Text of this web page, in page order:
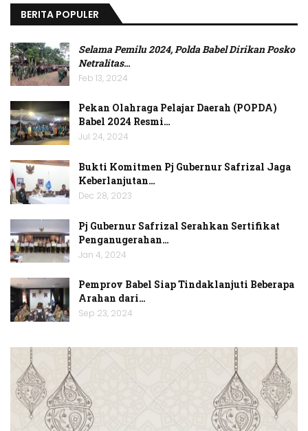
BERITA POPULER
Selama Pemilu 2024, Polda Babel Dirikan Posko
Netralitas…
Feb 13, 2024
Pekan Olahraga Pelajar Daerah (POPDA)
Babel 2024 Resmi…
Jul 24, 2024
Bukti Komitmen Pj Gubernur Safrizal Jaga
Keberlanjutan…
Dec 28, 2023
Pj Gubernur Safrizal Serahkan Sertifikat
Penganugerahan…
Jan 4, 2024
Pemprov Babel Siap Tindaklanjuti Beberapa
Arahan dari…
Sep 23, 2024